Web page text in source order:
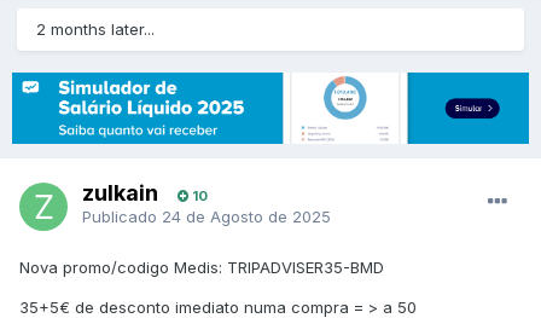
2 months later...
zulkain 10
Publicado 24 de Agosto de 2025
Nova promo/codigo Medis: TRIPADVISER35-BMD
35+5€ de desconto imediato numa compra = > a 50